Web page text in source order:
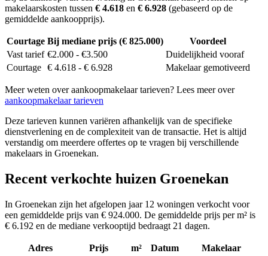
makelaarskosten tussen € 4.618 en € 6.928 (gebaseerd op de
gemiddelde aankoopprijs).
Courtage Bij mediane prijs (€ 825.000)
Voordeel
Vast tarief €2.000 - €3.500
Duidelijkheid vooraf
Courtage € 4.618 - € 6.928 Makelaar gemotiveerd
Meer weten over aankoopmakelaar tarieven? Lees meer over
aankoopmakelaar tarieven
Deze tarieven kunnen variëren afhankelijk van de specifieke
dienstverlening en de complexiteit van de transactie. Het is altijd
verstandig om meerdere offertes op te vragen bij verschillende
makelaars in Groenekan.
Recent verkochte huizen Groenekan
In Groenekan zijn het afgelopen jaar 12 woningen verkocht voor
een gemiddelde prijs van € 924.000. De gemiddelde prijs per m² is
€ 6.192 en de mediane verkooptijd bedraagt 21 dagen.
Adres Prijs m² Datum
Makelaar